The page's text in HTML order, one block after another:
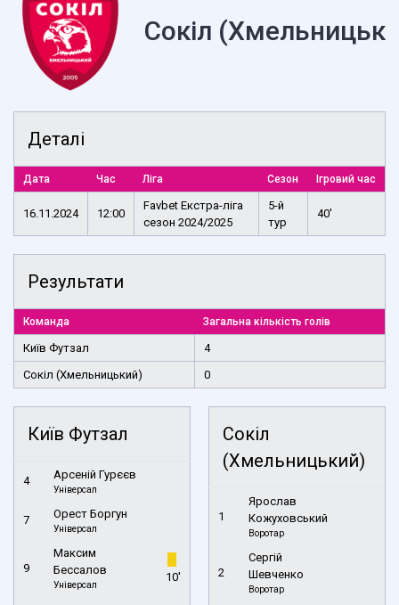
Сокіл
Деталі
Дата Час Ліга Сезон Ігровий час
16.11.2024 12:00
Favbet Екстра-ліга
сезон 2024/2025
5-й
тур
40'
Результати
Команда Загальна кількість голів
Київ Футзал
4
Сокіл (Хмельницький)
0
Київ Футзал
4 Арсеній Гурєєв
Універсал
7 Орест Боргун
Універсал
9
Максим
Бессалов
Універсал
10'
Сокіл
(Хмельницький)
1
Ярослав
Кожуховський
Воротар
2
Сергій
Шевченко
Воротар